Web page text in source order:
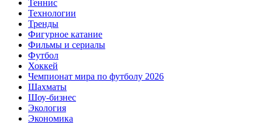
Теннис
Технологии
Тренды
Фигурное катание
Фильмы и сериалы
Футбол
Хоккей
Чемпионат мира по футболу 2026
Шахматы
Шоу-бизнес
Экология
Экономика